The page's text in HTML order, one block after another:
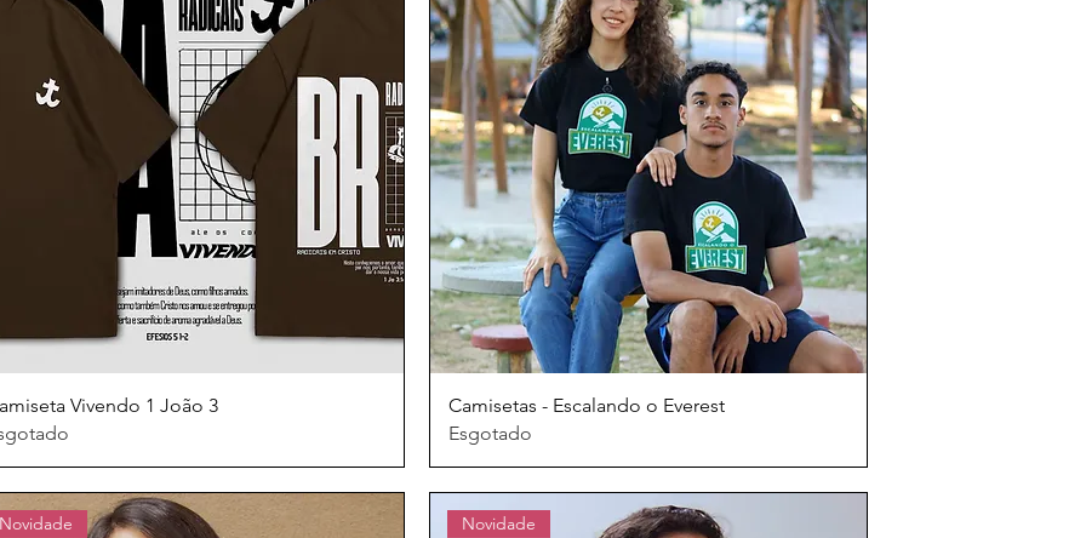
Vivendo 1 João 3
Camisetas - Escalando o Everest
Esgotado
Novidade Novidade